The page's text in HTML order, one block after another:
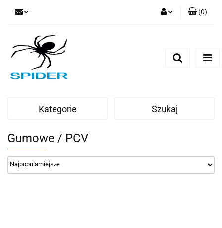
(0)
Kategorie Szukaj
Gumowe / PCV